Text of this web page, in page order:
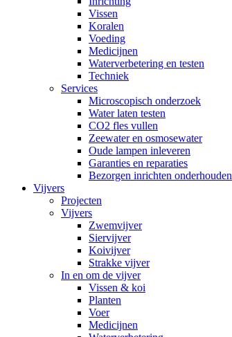
Vissen
Koralen
Voeding
Medicijnen
Waterverbetering en testen
Techniek
Services
Microscopisch onderzoek
Water laten testen
CO2 fles vullen
Zeewater en osmosewater
Oude lampen inleveren
Garanties en reparaties
Bezorgen inrichten onderhouden
Vijvers
Projecten
Vijvers
Zwemvijver
Siervijver
Koivijver
Strakke vijver
In en om de vijver
Vissen & koi
Planten
Voer
Medicijnen